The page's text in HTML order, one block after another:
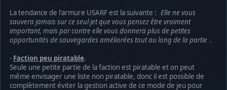
La tendance de l'armure USARF est la suivante : Elle ne vous
sauvera jamais sur ce seul jet que vous pensez être vraiment
important, mais par contre elle vous donnera plus de petites
opportunités de sauvegardes améliorées tout au long de la partie .
- Faction peu piratable.
Seule une petite partie de la faction est piratable et on peut
même envisager une liste non piratable, donc il est possible de
complètement éviter la gestion active de ce mode de jeu pour